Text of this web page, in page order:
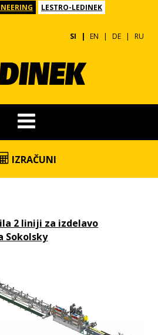
LESTRO-LEDINEK
SI EN DE RU
IZRAČUNI
2 liniji za izdelavo
Sokolsky